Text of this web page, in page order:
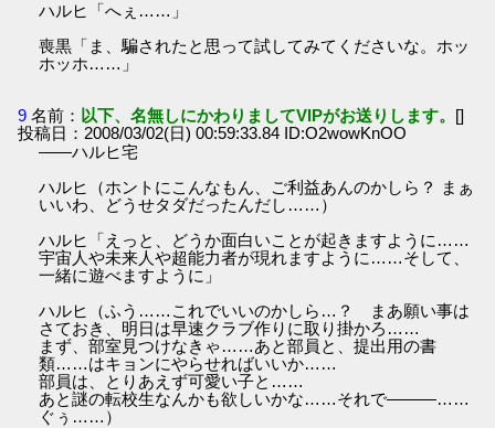
ハルヒ「へぇ……」
喪黒「ま、騙されたと思って試してみてくださいな。ホッ
ホッホ……」
9 名前： 以下、名無しにかわりましてVIPがお送りします。 []
投稿日：2008/03/02(日) 00:59:33.84 ID:O2wowKnOO
――ハルヒ宅
ハルヒ（ホントにこんなもん、ご利益あんのかしら？ まぁ
いいわ、どうせタダだったんだし……）
ハルヒ「えっと、どうか面白いことが起きますように……
宇宙人や未来人や超能力者が現れますように……そして、
一緒に遊べますように」
ハルヒ（ふう……これでいいのかしら…？ まあ願い事は
さておき、明日は早速クラブ作りに取り掛かろ……
まず、部室見つけなきゃ……あと部員と、提出用の書
類……はキョンにやらせればいいか……
部員は、とりあえず可愛い子と……
あと謎の転校生なんかも欲しいかな……それで―――……
ぐぅ……）